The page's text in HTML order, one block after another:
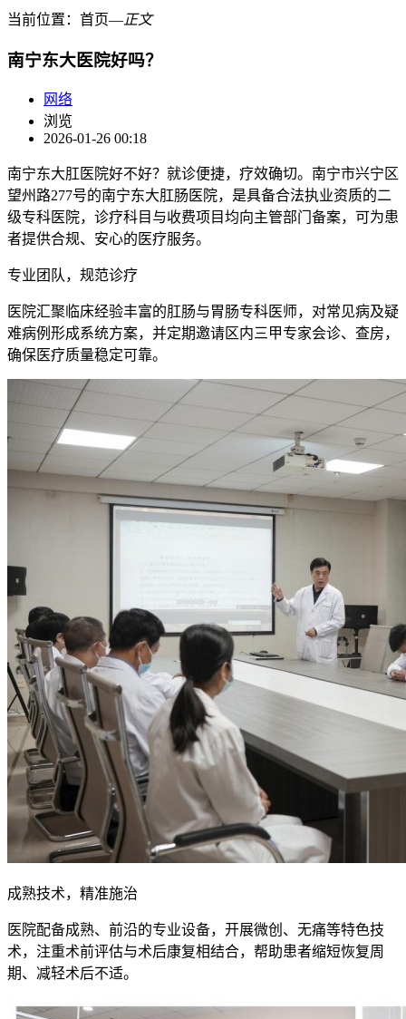
当前位置： 首页―正文
南宁东大医院好吗？
网络
浏览
2026-01-26 00:18
南宁东大肛医院好不好？就诊便捷，疗效确切。南宁市兴宁区
望州路277号的南宁东大肛肠医院，是具备合法执业资质的二
级专科医院，诊疗科目与收费项目均向主管部门备案，可为患
者提供合规、安心的医疗服务。
专业团队，规范诊疗
医院汇聚临床经验丰富的肛肠与胃肠专科医师，对常见病及疑
难病例形成系统方案，并定期邀请区内三甲专家会诊、查房，
确保医疗质量稳定可靠。
成熟技术，精准施治
医院配备成熟、前沿的专业设备，开展微创、无痛等特色技
术，注重术前评估与术后康复相结合，帮助患者缩短恢复周
期、减轻术后不适。